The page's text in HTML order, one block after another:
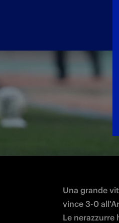
nerazzurro dopo la
Una grande
vince 3-0
Le